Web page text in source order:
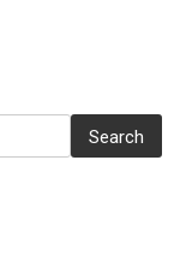
Search